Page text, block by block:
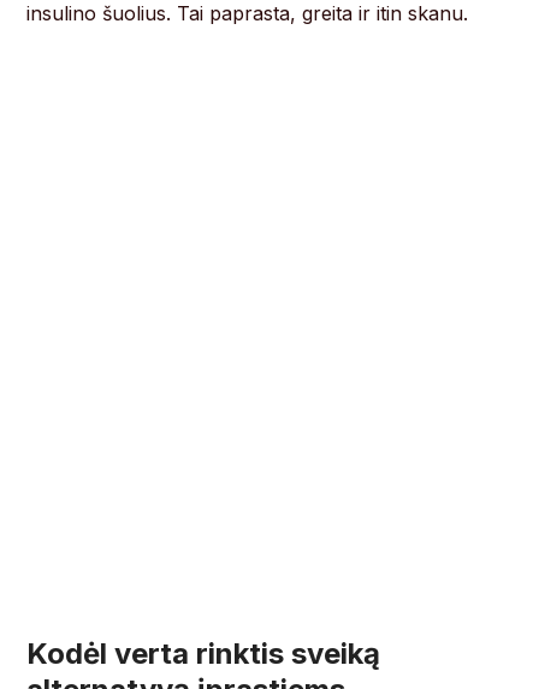
insulino šuolius. Tai paprasta, greita ir itin skanu.
Kodėl verta rinktis sveiką